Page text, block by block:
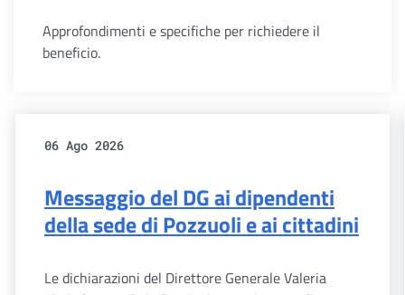
Approfondimenti e specifiche per richiedere il
beneficio.
06 Ago 2026
Messaggio del DG ai dipendenti
della sede di Pozzuoli e ai cittadini
Le dichiarazioni del Direttore Generale Valeria